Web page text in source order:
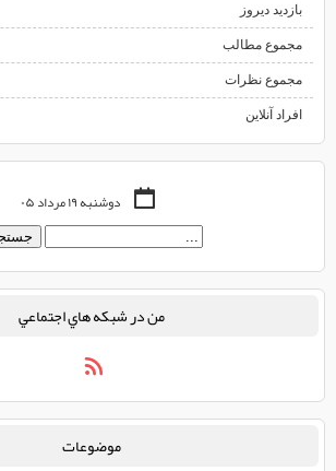
بازدید دیروز
مجموع مطالب
مجموع نظرات
افراد آنلاین
دوشنبه ۱۹ مرداد ۰۵
من در شبكه هاي اجتماعي
موضوعات